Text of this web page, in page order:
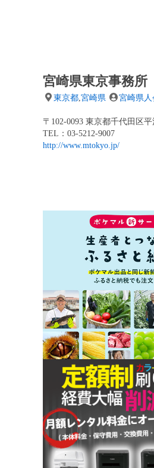
宮崎県東京事務所
東京都 宮崎県 宮崎県人
〒102-0093 東京都千代田区
TEL：03-5212-9007
http://www.mtokyo.jp/